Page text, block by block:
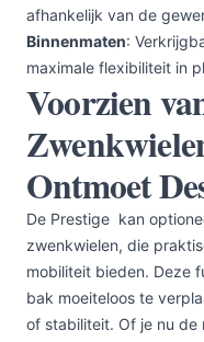
afhankelijk van de
Binnenmaten:
maximale flexibiliteit in
Voorzien
Ontmoet
De Prestige kan
zwenkwielen, die
mobiliteit bieden. Deze
bak moeiteloos te
of stabiliteit. Of je nu de